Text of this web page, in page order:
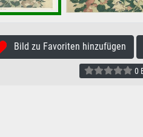
Bild zu Favoriten hinzufügen
0